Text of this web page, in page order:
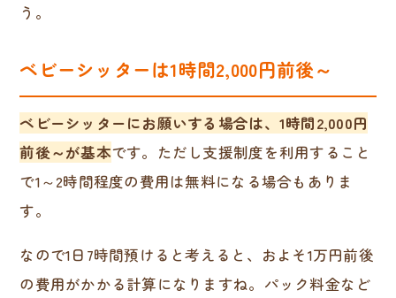
う。
ベビーシッターは1時間2,000円前後～
ベビーシッターにお願いする場合は、1時間2,000円
前後～が基本です。ただし支援制度を利用すること
で1～2時間程度の費用は無料になる場合もありま
す。
なので1日7時間預けると考えると、およそ1万円前後
の費用がかかる計算になりますね。パック料金など